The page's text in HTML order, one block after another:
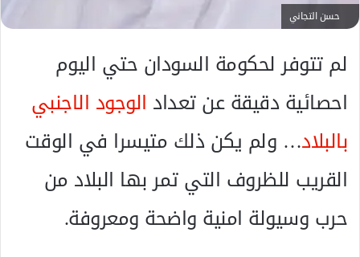
حسن التجاني
لم تتوفر لحكومة السودان حتي اليوم
احصائية دقيقة عن تعداد الوجود الاجنبي
بالبلاد… ولم يكن ذلك متيسرا في الوقت
القريب للظروف التي تمر بها البلاد من
حرب وسيولة امنية واضحة ومعروفة.